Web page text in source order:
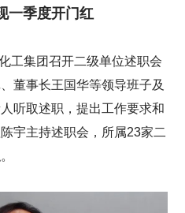
一季度开门红
工集团召开二级单位述职会
董事长王国华等领导班子及
听取述职，提出工作要求和
宇主持述职会，所属23家二